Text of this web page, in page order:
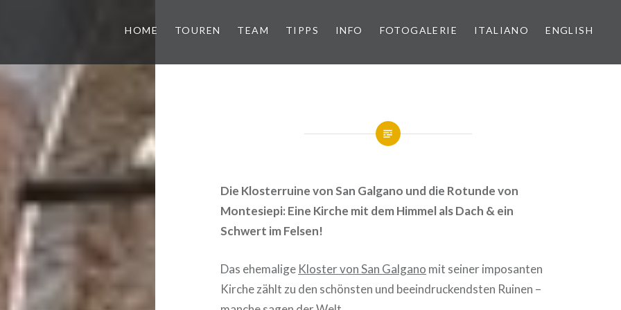
HOME TOUREN TEAM TIPPS INFO FOTOGALERIE ITALIANO ENGLISH
Die Klosterruine von San Galgano und die Rotunde von
Montesiepi: Eine Kirche mit dem Himmel als Dach & ein
Schwert im Felsen!
Das ehemalige Kloster von San Galgano mit seiner imposanten
Kirche zählt zu den schönsten und beeindruckendsten Ruinen –